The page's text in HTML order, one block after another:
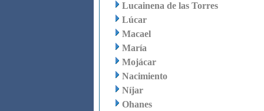
Lucainena de las Torres
Lúcar
Macael
María
Mojácar
Nacimiento
Níjar
Ohanes